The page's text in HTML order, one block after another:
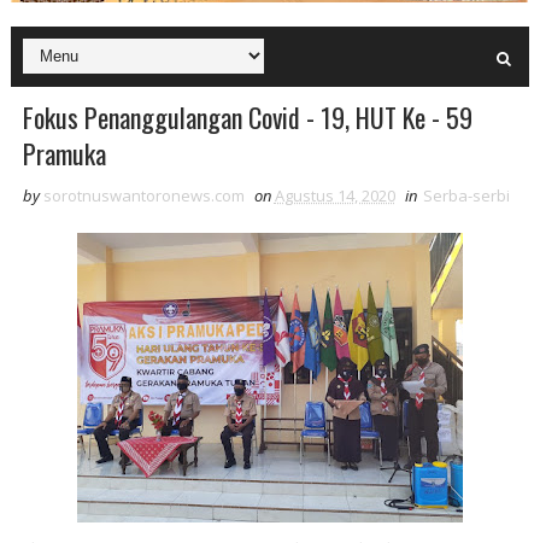
Fokus Penanggulangan Covid - 19, HUT Ke - 59
Pramuka
by sorotnuswantoronews.com onAgustus 14, 2020 in Serba-serbi